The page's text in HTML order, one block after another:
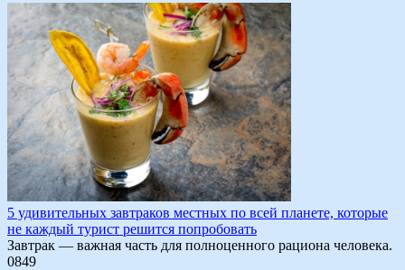
5 удивительных завтраков местных по всей планете, которые
не каждый турист решится попробовать
Завтрак — важная часть для полноценного рациона человека.
0849